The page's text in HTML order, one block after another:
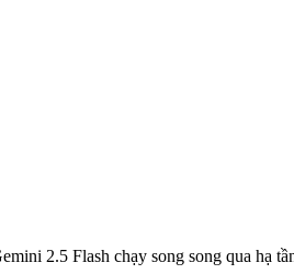
2.5 Flash chạy song song qua hạ